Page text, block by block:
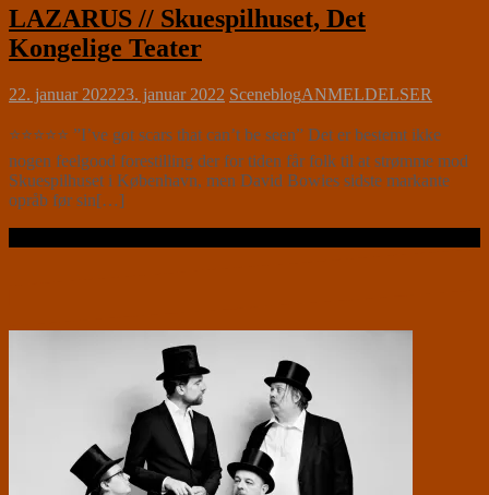
LAZARUS // Skuespilhuset, Det
Kongelige Teater
22. januar 202223. januar 2022 SceneblogANMELDELSER
⭐⭐⭐⭐⭐ ”I’ve got scars that can’t be seen” Det er bestemt ikke
nogen feelgood forestilling der for tiden får folk til at strømme mod
Skuespilhuset i København, men David Bowies sidste markante
opråb før sin[…]